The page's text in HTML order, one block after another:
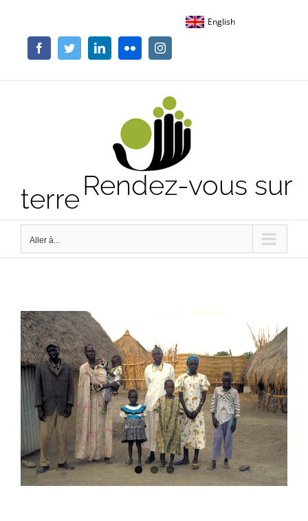
contenu
English
FacebookTwitterLinkedInFlickr Instagram
Rendez-vous sur
terre
Aller à...